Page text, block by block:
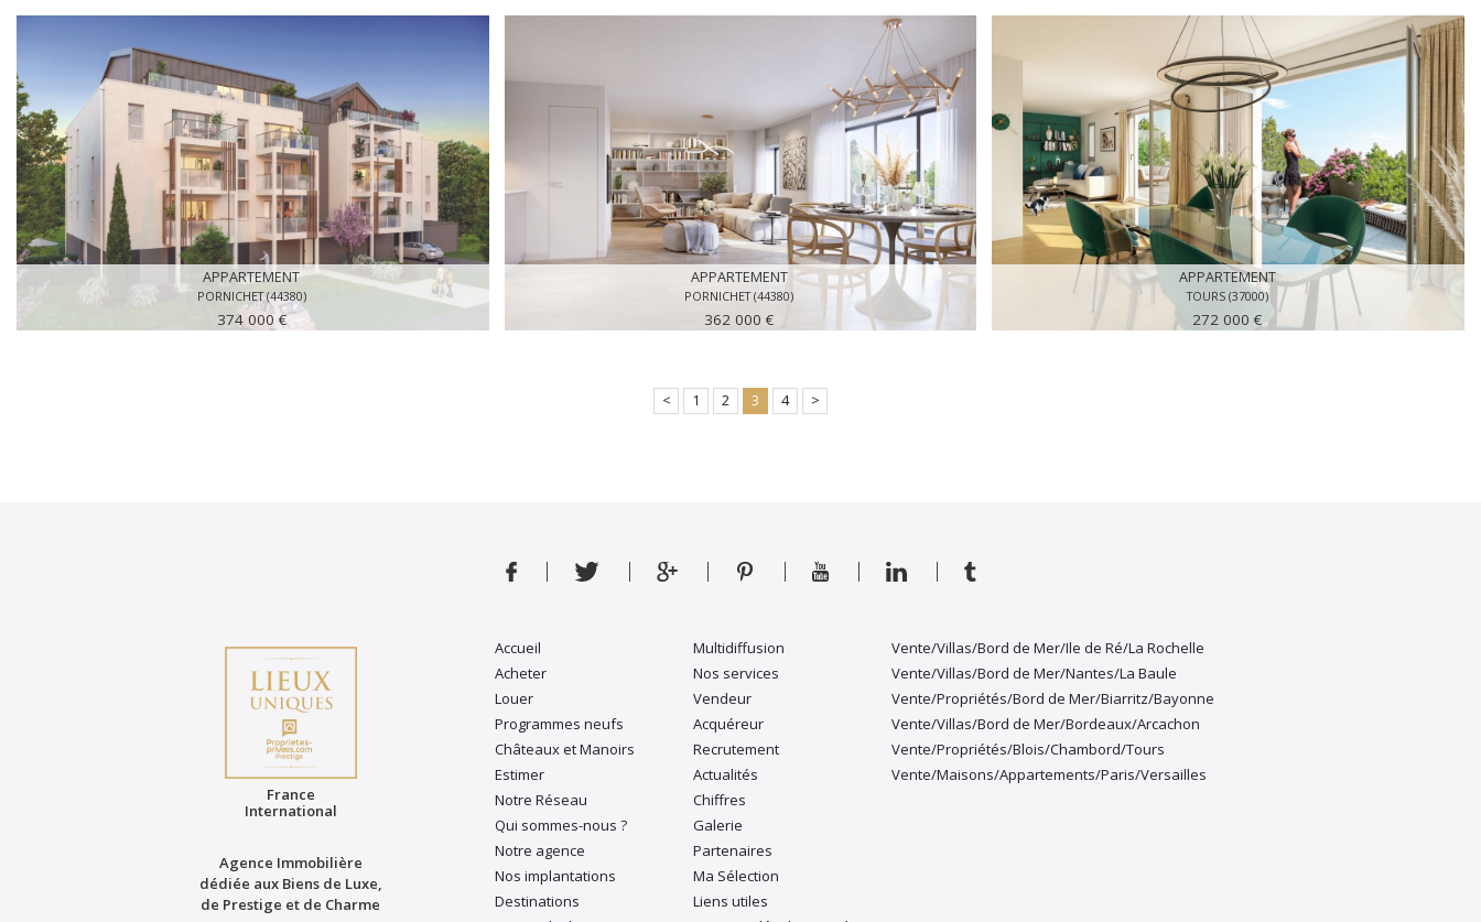
APPARTEMENT
PORNICHET (44380)
374 000 €
APPARTEMENT
PORNICHET (44380)
362 000 €
APPARTEMENT
TOURS (37000)
272 000 €
< 1 2 3 4 >
France
International
Agence Immobilière
dédiée aux Biens de Luxe,
de Prestige et de Charme
Accueil
Acheter
Louer
Programmes neufs
Châteaux et Manoirs
Estimer
Notre Réseau
Qui sommes-nous ?
Notre agence
Nos implantations
Destinations
Multidiffusion
Nos services
Vendeur
Acquéreur
Recrutement
Actualités
Chiffres
Galerie
Partenaires
Ma Sélection
Liens utiles
Vente/Villas/Bord de Mer/Ile de Ré/La Rochelle
Vente/Villas/Bord de Mer/Nantes/La Baule
Vente/Propriétés/Bord de Mer/Biarritz/Bayonne
Vente/Villas/Bord de Mer/Bordeaux/Arcachon
Vente/Propriétés/Blois/Chambord/Tours
Vente/Maisons/Appartements/Paris/Versailles